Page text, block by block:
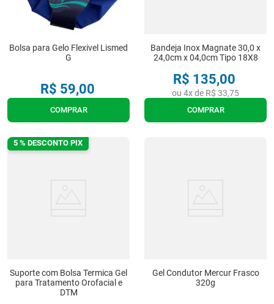
Bolsa para Gelo Flexivel Lismed
G
R$ 59,00
COMPRAR
Bandeja Inox Magnate 30,0 x
24,0cm x 04,0cm Tipo 18X8
R$ 135,00
ou 4x de R$ 33,75
COMPRAR
5 % DESCONTO PIX
Suporte com Bolsa Termica Gel
para Tratamento Orofacial e
DTM
Gel Condutor Mercur Frasco
320g